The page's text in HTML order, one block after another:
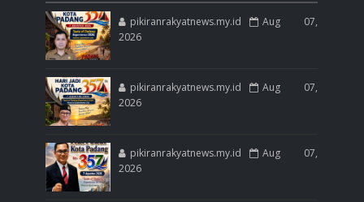
pikiranrakyatnews.my.id
Aug 07,
2026
pikiranrakyatnews.my.id
Aug 07,
2026
pikiranrakyatnews.my.id
Aug 07,
2026